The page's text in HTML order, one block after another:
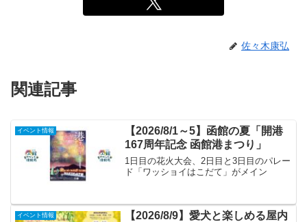
佐々木康弘
関連記事
イベント情報
【2026/8/1～5】函館の夏「開港
167周年記念 函館港まつり」
1日目の花火大会、2日目と3日目のパレー
ド「ワッショイはこだて」がメイン
イベント情報
【2026/8/9】愛犬と楽しめる屋内